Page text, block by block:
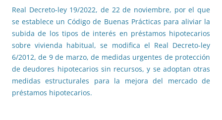
Real Decreto-ley 19/2022, de 22 de noviembre, por el que
se establece un Código de Buenas Prácticas para aliviar la
subida de los tipos de interés en préstamos hipotecarios
sobre vivienda habitual, se modifica el Real Decreto-ley
6/2012, de 9 de marzo, de medidas urgentes de protección
de deudores hipotecarios sin recursos, y se adoptan otras
medidas estructurales para la mejora del mercado de
préstamos hipotecarios.